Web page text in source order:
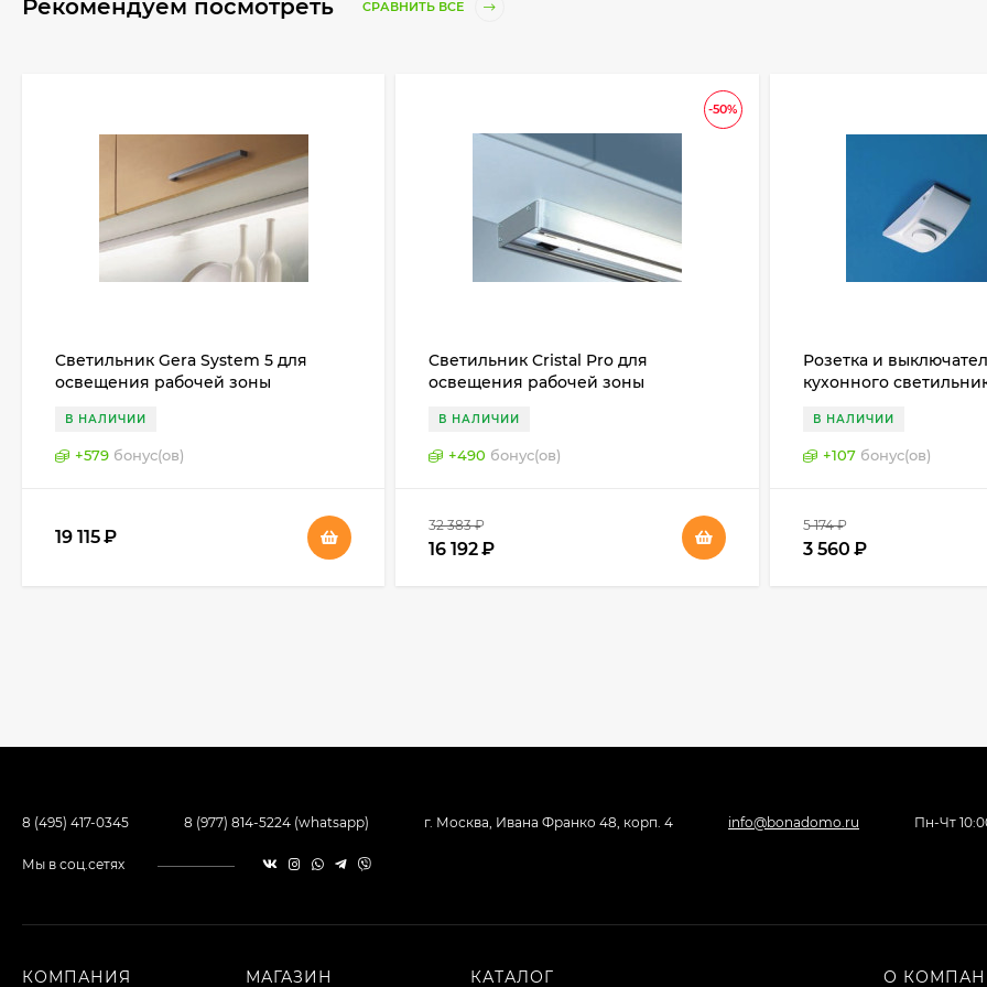
Рекомендуем посмотреть СРАВНИТЬ ВСЕ
Cветильник Gera System 5 для
освещения рабочей зоны
В НАЛИЧИИ
+579 бонус(ов)
19 115₽
-50%
Cветильник Cristal Pro для
освещения рабочей зоны
В НАЛИЧИИ
+490 бонус(ов)
32 383 ₽
16 192₽
Розетка и
кухонного
В НАЛИЧИИ
+107 бонус(ов)
5 174 ₽
3 560 ₽
8 (495) 417-0345 8 (977) 814-5224 (whatsapp) г. Москва, Ивана Франко 48, корп. 4 info@bonadomo.ru Пн-Чт
Мы в соц.сетях
КОМПАНИЯ МАГАЗИН КАТАЛОГ О